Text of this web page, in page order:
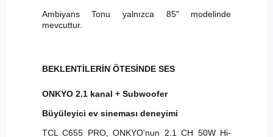
Ambiyans Tonu yalnızca 85" modelinde
mevcuttur.
BEKLENTİLERİN ÖTESİNDE SES
ONKYO 2.1 kanal + Subwoofer
Büyüleyici ev sineması deneyimi
TCL C655 PRO, ONKYO'nun 2.1 CH 50W Hi-